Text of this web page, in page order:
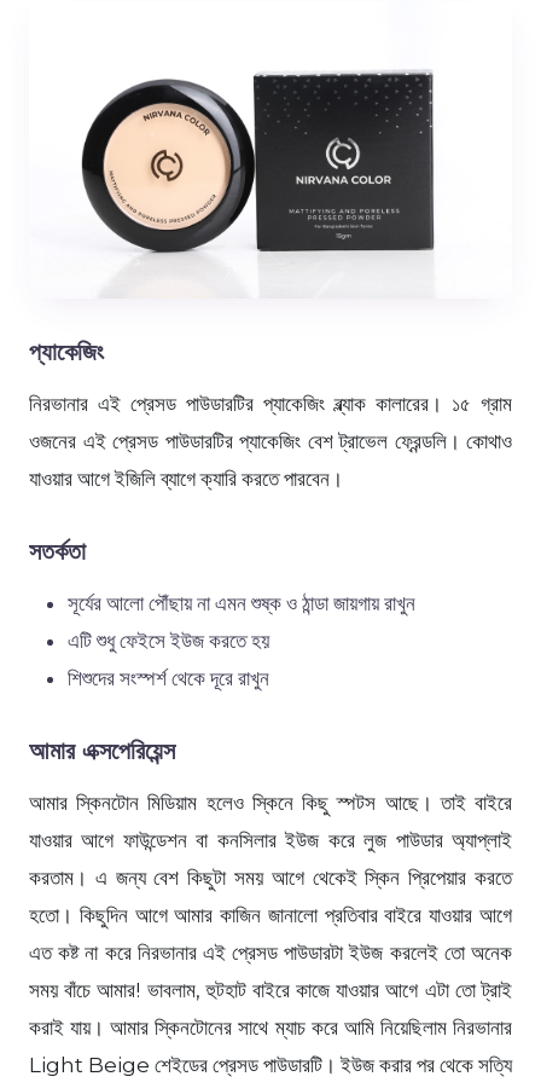
প্যাকেজিং
নিরভানার এই প্রেসড পাউডারটির প্যাকেজিং ব্ল্যাক কালারের। ১৫ গ্রাম
ওজনের এই প্রেসড পাউডারটির প্যাকেজিং বেশ ট্রাভেল ফ্রেন্ডলি। কোথাও
যাওয়ার আগে ইজিলি ব্যাগে ক্যারি করতে পারবেন।
সতর্কতা
সূর্যের আলো পৌঁছায় না এমন শুষ্ক ও ঠান্ডা জায়গায় রাখুন
এটি শুধু ফেইসে ইউজ করতে হয়
শিশুদের সংস্পর্শ থেকে দূরে রাখুন
আমার এক্সপেরিয়েন্স
আমার স্কিনটোন মিডিয়াম হলেও স্কিনে কিছু স্পটস আছে। তাই বাইরে
যাওয়ার আগে ফাউন্ডেশন বা কনসিলার ইউজ করে লুজ পাউডার অ্যাপ্লাই
করতাম। এ জন্য বেশ কিছুটা সময় আগে থেকেই স্কিন প্রিপেয়ার করতে
হতো। কিছুদিন আগে আমার কাজিন জানালো প্রতিবার বাইরে যাওয়ার আগে
এত কষ্ট না করে নিরভানার এই প্রেসড পাউডারটা ইউজ করলেই তো অনেক
সময় বাঁচে আমার! ভাবলাম, হুটহাট বাইরে কাজে যাওয়ার আগে এটা তো ট্রাই
করাই যায়। আমার স্কিনটোনের সাথে ম্যাচ করে আমি নিয়েছিলাম নিরভানার
Light Beige শেইডের প্রেসড পাউডারটি। ইউজ করার পর থেকে সত্যি